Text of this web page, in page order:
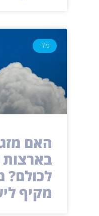
כללי
האם
בארצות
לכולם?
מקיף